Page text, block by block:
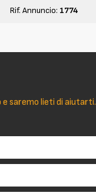
Rif. Annuncio: 1774
e saremo lieti di aiutarti.